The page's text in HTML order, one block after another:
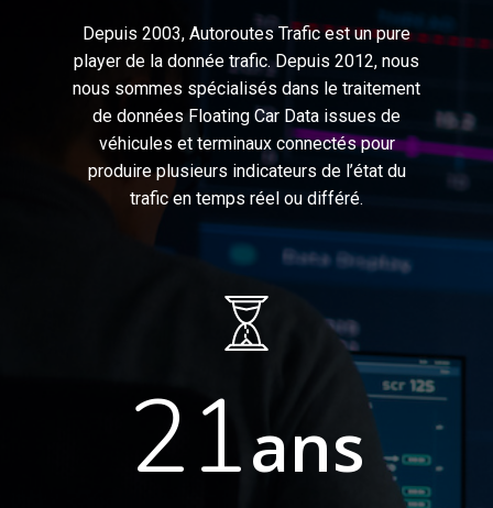
Depuis 2003, Autoroutes Trafic est un pure
player de la donnée trafic. Depuis 2012, nous
nous sommes spécialisés dans le traitement
de données Floating Car Data issues de
véhicules et terminaux connectés pour
produire plusieurs indicateurs de l’état du
trafic en temps réel ou différé.
21ans